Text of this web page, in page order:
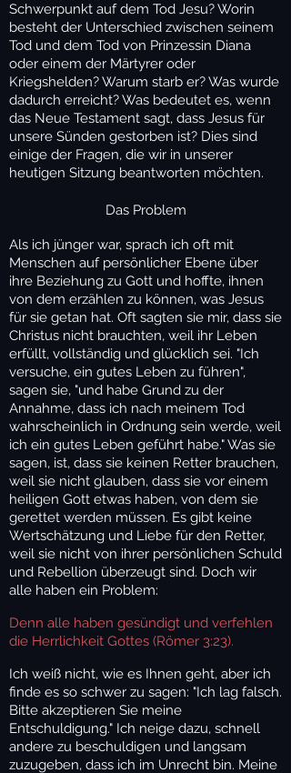
Schwerpunkt auf dem Tod Jesu? Worin
besteht der Unterschied zwischen seinem
Tod und dem Tod von Prinzessin Diana
oder einem der Märtyrer oder
Kriegshelden? Warum starb er? Was wurde
dadurch erreicht? Was bedeutet es, wenn
das Neue Testament sagt, dass Jesus für
unsere Sünden gestorben ist? Dies sind
einige der Fragen, die wir in unserer
heutigen Sitzung beantworten möchten.
Das Problem
Als ich jünger war, sprach ich oft mit
Menschen auf persönlicher Ebene über
ihre Beziehung zu Gott und hoffte, ihnen
von dem erzählen zu können, was Jesus
für sie getan hat. Oft sagten sie mir, dass sie
Christus nicht brauchten, weil ihr Leben
erfüllt, vollständig und glücklich sei. "Ich
versuche, ein gutes Leben zu führen",
sagen sie, "und habe Grund zu der
Annahme, dass ich nach meinem Tod
wahrscheinlich in Ordnung sein werde, weil
ich ein gutes Leben geführt habe." Was sie
sagen, ist, dass sie keinen Retter brauchen,
weil sie nicht glauben, dass sie vor einem
heiligen Gott etwas haben, von dem sie
gerettet werden müssen. Es gibt keine
Wertschätzung und Liebe für den Retter,
weil sie nicht von ihrer persönlichen Schuld
und Rebellion überzeugt sind. Doch wir
alle haben ein Problem:
Denn alle haben gesündigt und verfehlen
die Herrlichkeit Gottes (Römer 3:23).
Ich weiß nicht, wie es Ihnen geht, aber ich
finde es so schwer zu sagen: "Ich lag falsch.
Bitte akzeptieren Sie meine
Entschuldigung." Ich neige dazu, schnell
andere zu beschuldigen und langsam
zuzugeben, dass ich im Unrecht bin. Meine